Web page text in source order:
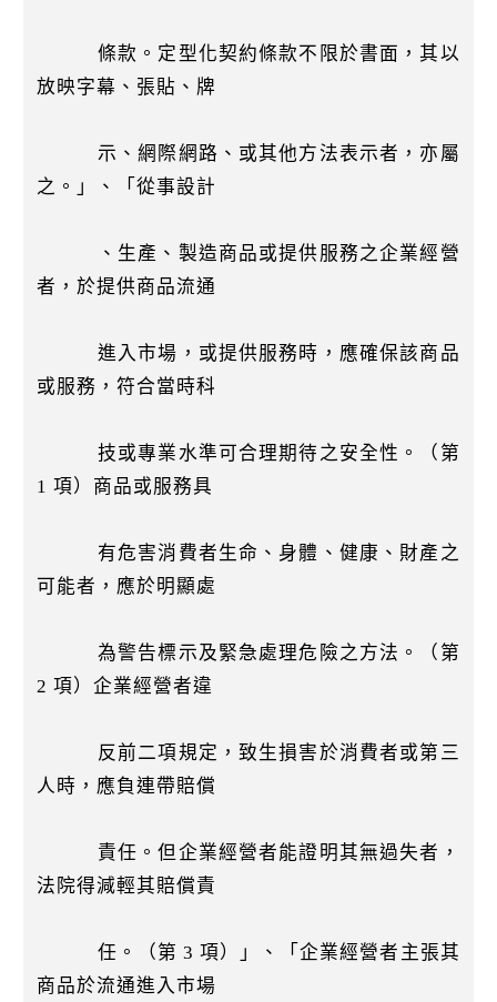
條款。定型化契約條款不限於書面，其以
放映字幕、張貼、牌
示、網際網路、或其他方法表示者，亦屬
之。」、「從事設計
、生產、製造商品或提供服務之企業經營
者，於提供商品流通
進入市場，或提供服務時，應確保該商品
或服務，符合當時科
技或專業水準可合理期待之安全性。（第
1 項）商品或服務具
有危害消費者生命、身體、健康、財產之
可能者，應於明顯處
為警告標示及緊急處理危險之方法。（第
2 項）企業經營者違
反前二項規定，致生損害於消費者或第三
人時，應負連帶賠償
責任。但企業經營者能證明其無過失者，
法院得減輕其賠償責
任。（第 3 項）」、「企業經營者主張其
商品於流通進入市場